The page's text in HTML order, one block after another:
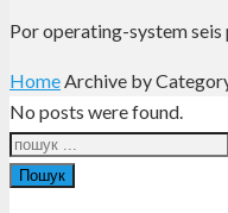
Por operating-system seis
HomeArchive by
No posts were found.
Пошук